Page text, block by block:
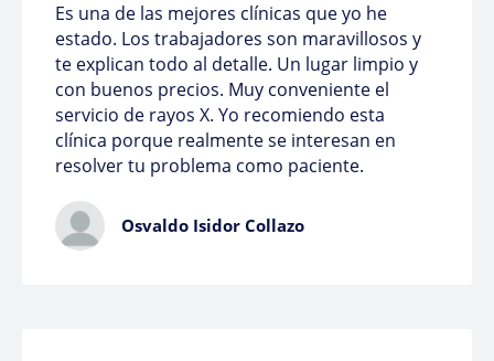
Es una de las mejores clínicas que yo he
estado. Los trabajadores son maravillosos y
te explican todo al detalle. Un lugar limpio y
con buenos precios. Muy conveniente el
servicio de rayos X. Yo recomiendo esta
clínica porque realmente se interesan en
resolver tu problema como paciente.
Osvaldo Isidor Collazo